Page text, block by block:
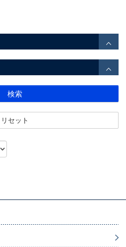
検索
リセット